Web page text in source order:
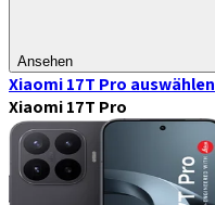
Ansehen
Xiaomi 17T Pro auswählen
Xiaomi 17T Pro